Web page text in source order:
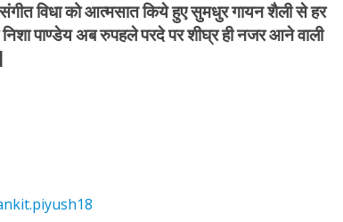
जानु हुआ रिलीज, दर्शकों का मिल रहा भरपूर प्यार
संगीत विधा को आत्मसात किये हुए सुमधुर गायन शैली से हर
पाण्डेय अब रुपहले परदे पर शीघ्र ही नजर आने वाली